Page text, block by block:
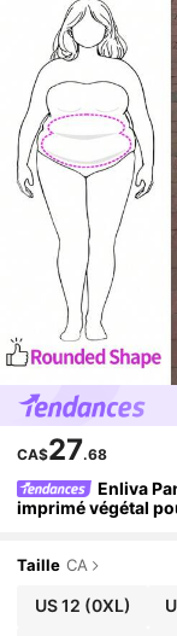
CA$27.68
Enliva
imprimé végétal
Taille CA
US 12 (0XL)